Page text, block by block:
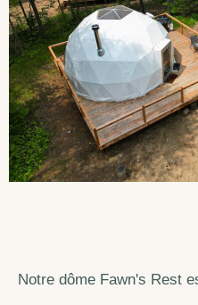
Notre dôme Fawn's Rest